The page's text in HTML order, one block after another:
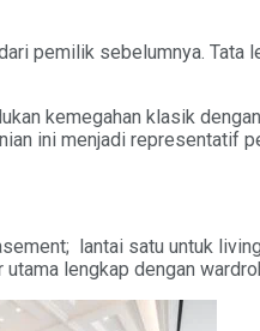
pemilik sebelumnya.
kemegahan klasik
ini menjadi
lantai satu untuk
lengkap dengan